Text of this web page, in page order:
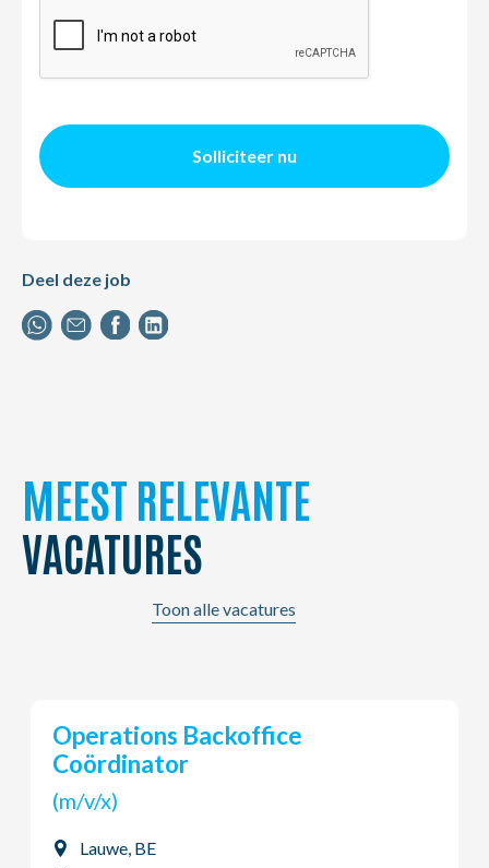
Solliciteer nu
Deel deze job
MEEST RELEVANTE
VACATURES
Toon alle vacatures
Young Potential Planner